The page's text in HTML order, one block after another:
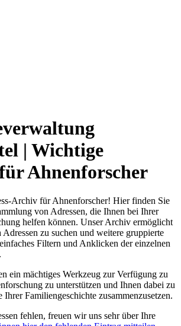
| Wichtige
Ahnenforscher
Archiv für Ahnenforscher! Hier finden Sie
von Adressen, die Ihnen bei Ihrer
helfen können. Unser Archiv ermöglicht
Adressen zu suchen und weitere gruppierte
Filtern und Anklicken der einzelnen
ein mächtiges Werkzeug zur Verfügung zu
zu unterstützen und Ihnen dabei zu
Ihrer Familiengeschichte zusammenzusetzen.
fehlen, freuen wir uns sehr über Ihre